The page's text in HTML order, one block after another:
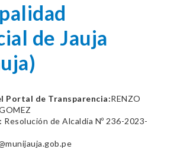
de Jauja
Portal de Transparencia:RENZO
Resolución de Alcaldía Nº 236-2023-